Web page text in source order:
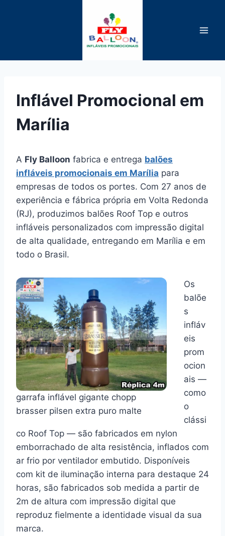
Inflável Promocional em
Marília
A Fly Balloon fabrica e entrega balões
infláveis promocionais em Marília para
empresas de todos os portes. Com 27 anos de
experiência e fábrica própria em Volta Redonda
(RJ), produzimos balões Roof Top e outros
infláveis personalizados com impressão digital
de alta qualidade, entregando em Marília e em
todo o Brasil.
garrafa inflável gigante chopp
brasser pilsen extra puro malte
Os
balõe
s
infláv
eis
prom
ocion
ais —
como
o
clássi
co Roof Top — são fabricados em nylon
emborrachado de alta resistência, inflados com
ar frio por ventilador embutido. Disponíveis
com kit de iluminação interna para destaque 24
horas, são fabricados sob medida a partir de
2m de altura com impressão digital que
reproduz fielmente a identidade visual da sua
marca.